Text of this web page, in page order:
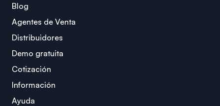
Blog
Agentes de Venta
Distribuidores
Demo gratuita
Cotización
Información
Ayuda